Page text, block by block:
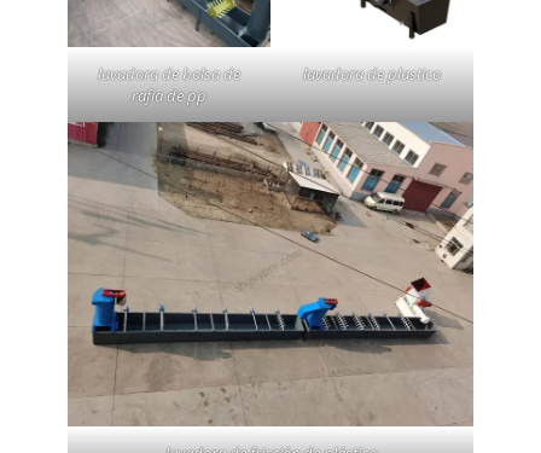
lavadora de bolsa de
rafia de pp
lavadora de plastico